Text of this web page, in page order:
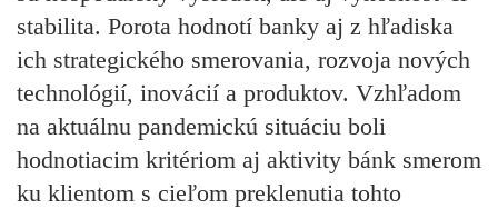
stabilita. Porota hodnotí banky aj z hľadiska
ich strategického smerovania, rozvoja nových
technológií, inovácií a produktov. Vzhľadom
na aktuálnu pandemickú situáciu boli
hodnotiacim kritériom aj aktivity bánk smerom
ku klientom s cieľom preklenutia tohto